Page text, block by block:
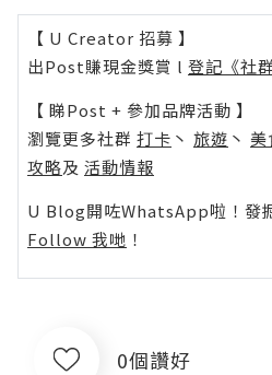
【 U Creator 招募 】
出Post賺現金獎賞 l 登記《社
【 睇Post + 參加品牌活動 】
瀏覽更多社群 打卡 丶 旅遊 丶 美
攻略及 活動情報
U Blog開咗WhatsApp啦！發
Follow 我哋 ！
0個讚好